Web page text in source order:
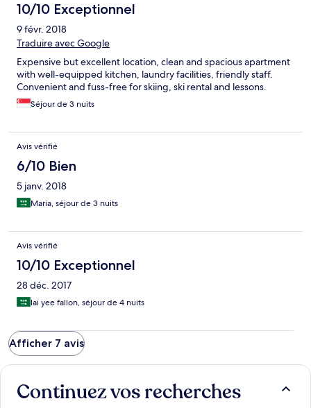
10/10 Exceptionnel
9 févr. 2018
Traduire avec Google
Expensive but excellent location, clean and spacious apartment
with well-equipped kitchen, laundry facilities, friendly staff.
Convenient and fuss-free for skiing, ski rental and lessons.
Séjour de 3 nuits
Avis vérifié
6/10 Bien
5 janv. 2018
Maria, séjour de 3 nuits
Avis vérifié
10/10 Exceptionnel
28 déc. 2017
lai yee fallon, séjour de 4 nuits
Afficher 7 avis
Continuez vos recherches